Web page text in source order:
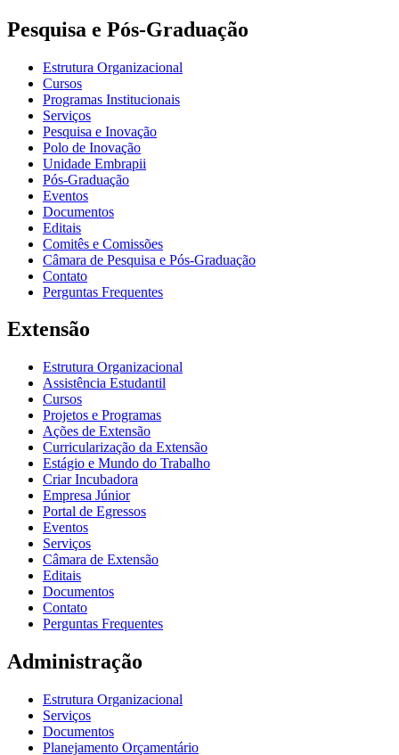
Pesquisa e Pós-Graduação
Estrutura Organizacional
Cursos
Programas Institucionais
Serviços
Pesquisa e Inovação
Polo de Inovação
Unidade Embrapii
Pós-Graduação
Eventos
Documentos
Editais
Comitês e Comissões
Câmara de Pesquisa e Pós-Graduação
Contato
Perguntas Frequentes
Extensão
Estrutura Organizacional
Assistência Estudantil
Cursos
Projetos e Programas
Ações de Extensão
Curricularização da Extensão
Estágio e Mundo do Trabalho
Criar Incubadora
Empresa Júnior
Portal de Egressos
Eventos
Serviços
Câmara de Extensão
Editais
Documentos
Contato
Perguntas Frequentes
Administração
Estrutura Organizacional
Serviços
Documentos
Planejamento Orçamentário